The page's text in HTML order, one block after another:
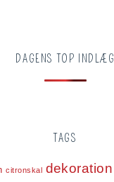
DAGENS TOP INDLÆG
TAGS
citronskal dekoration